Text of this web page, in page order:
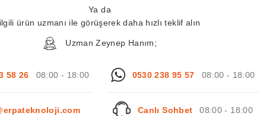
Ya da
ilgili ürün uzmanı ile görüşerek daha hızlı teklif alın
Uzman Zeynep Hanım;
58 26 08:00 - 18:00 0530 238 95 57 08:00 - 18:00
Canlı Sohbet 08:00 - 18:00